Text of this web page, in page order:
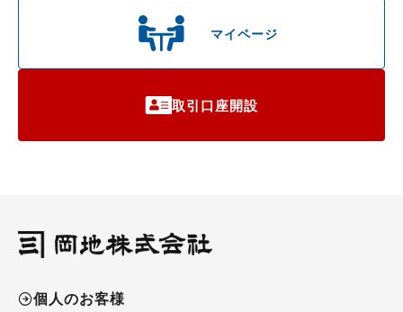
マイページ
取引口座開設
個人のお客様